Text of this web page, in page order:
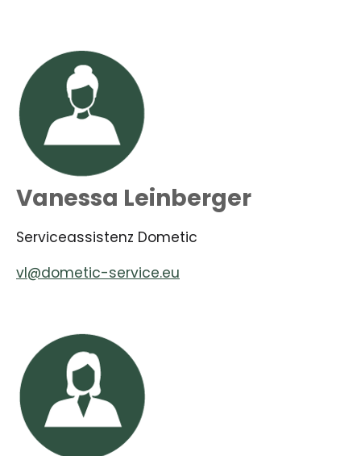
Vanessa Leinberger
Serviceassistenz Dometic
vl@dometic-service.eu